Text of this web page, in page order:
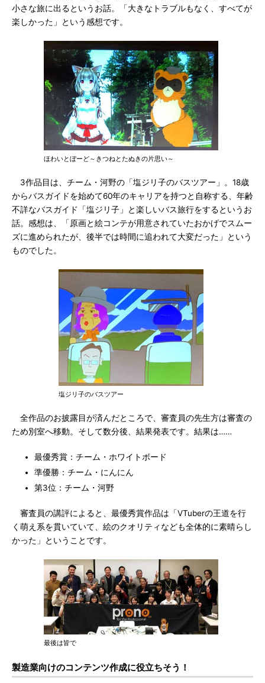
小さな旅に出るというお話。「大きなトラブルもなく、すべてが
楽しかった」という感想です。
ほわいとぼーど～きつねとたぬきの片思い～
3作品目は、チーム・河野の「塩ジリ子のバスツアー」。18歳
からバスガイドを始めて60年のキャリアを持つと自称する、年齢
不詳なバスガイド「塩ジリ子」と楽しいバス旅行をするというお
話。感想は、「原画と絵コンテが用意されていたおかげでスムー
ズに進められたが、後半では時間に追われて大変だった」という
ものでした。
塩ジリ子のバスツアー
全作品のお披露目が済んだところで、審査員の先生方は審査の
ため別室へ移動。そして数分後、結果発表です。結果は……
最優秀賞：チーム・ホワイトボード
準優勝：チーム・にんにん
第3位：チーム・河野
審査員の講評によると、最優秀賞作品は「VTuberの王道を行
く萌え系を貫いていて、絵のクオリティなども全体的に素晴らし
かった」ということです。
最後は皆で
製造業向けのコンテンツ作成に役立ちそう！